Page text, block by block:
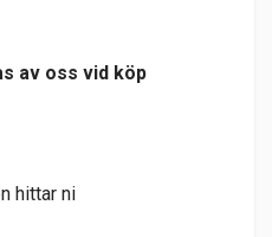
av oss vid köp
hittar ni